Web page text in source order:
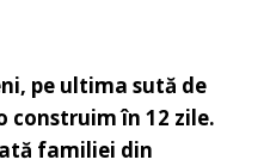
pe ultima sută de
construim în 12 zile.
familiei din